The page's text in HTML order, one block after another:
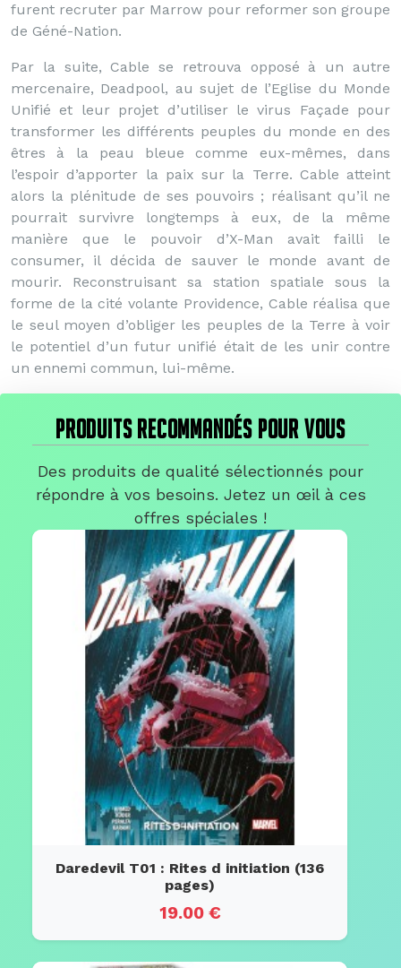
furent recruter par Marrow pour reformer son groupe
de Géné-Nation.
Par la suite, Cable se retrouva opposé à un autre
mercenaire, Deadpool, au sujet de l’Eglise du Monde
Unifié et leur projet d’utiliser le virus Façade pour
transformer les différents peuples du monde en des
êtres à la peau bleue comme eux-mêmes, dans
l’espoir d’apporter la paix sur la Terre. Cable atteint
alors la plénitude de ses pouvoirs ; réalisant qu’il ne
pourrait survivre longtemps à eux, de la même
manière que le pouvoir d’X-Man avait failli le
consumer, il décida de sauver le monde avant de
mourir. Reconstruisant sa station spatiale sous la
forme de la cité volante Providence, Cable réalisa que
le seul moyen d’obliger les peuples de la Terre à voir
le potentiel d’un futur unifié était de les unir contre
un ennemi commun, lui-même.
PRODUITS RECOMMANDÉS POUR VOUS
Des produits de qualité sélectionnés pour
répondre à vos besoins. Jetez un œil à ces
offres spéciales !
Daredevil T01 : Rites d initiation (136
pages)
19.00 €